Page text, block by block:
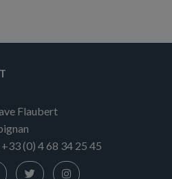
Flaubert
+33 (0) 4 68 34 25 45